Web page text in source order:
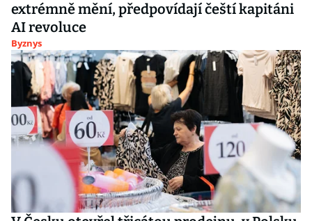
extrémně mění, předpovídají čeští kapitáni
AI revoluce
Byznys